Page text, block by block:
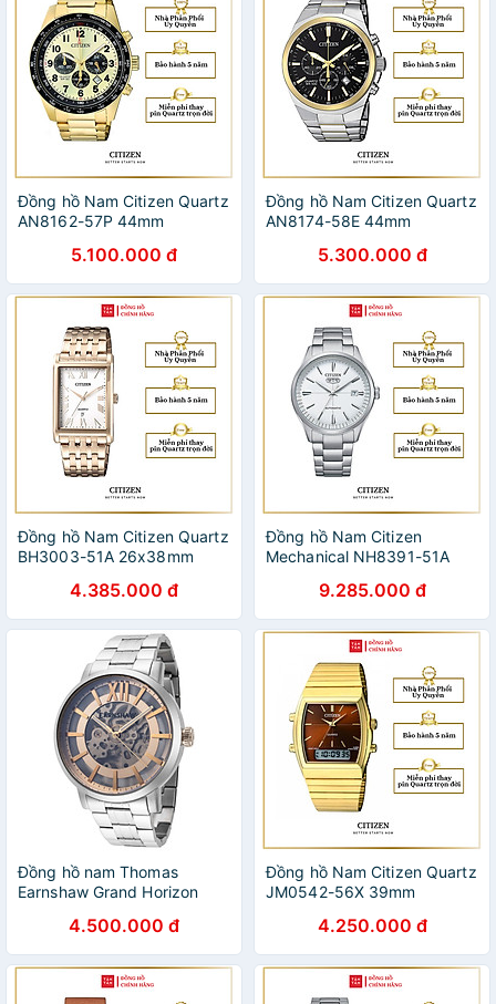
Đồng hồ Nam Citizen Quartz
AN8162-57P 44mm
5.100.000 đ
Đồng hồ Nam Citizen Quartz
AN8174-58E 44mm
5.300.000 đ
Đồng hồ Nam Citizen Quartz
BH3003-51A 26x38mm
4.385.000 đ
Đồng hồ Nam Citizen
Mechanical NH8391-51A
9.285.000 đ
Đồng hồ nam Thomas
Earnshaw Grand Horizon
4.500.000 đ
Đồng hồ Nam Citizen Quartz
JM0542-56X 39mm
4.250.000 đ